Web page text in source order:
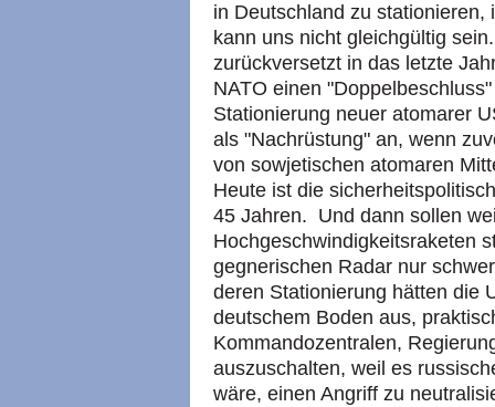
in Deutschland zu
kann uns nicht gleichgültig
zurückversetzt in das letzte
NATO einen
Stationierung neuer atomarer
als "Nachrüstung" an, wenn
von sowjetischen atomaren
Heute ist die
45 Jahren. Und dann sollen
Hochgeschwindigkeitsraketen
gegnerischen Radar nur
deren Stationierung hätten die
deutschem Boden aus,
Kommandozentralen,
auszuschalten, weil es
wäre, einen Angriff zu